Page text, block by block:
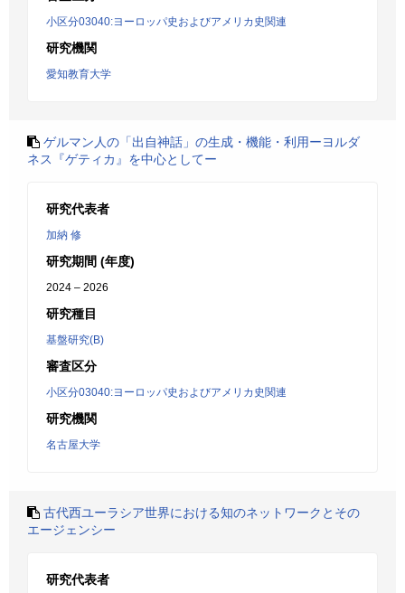
小区分03040:ヨーロッパ史およびアメリカ史関連
研究機関
愛知教育大学
ゲルマン人の「出自神話」の生成・機能・利用ーヨルダ
ネス『ゲティカ』を中心としてー
研究代表者
加納 修
研究期間 (年度)
2024 – 2026
研究種目
基盤研究(B)
審査区分
小区分03040:ヨーロッパ史およびアメリカ史関連
研究機関
名古屋大学
古代西ユーラシア世界における知のネットワークとその
エージェンシー
研究代表者